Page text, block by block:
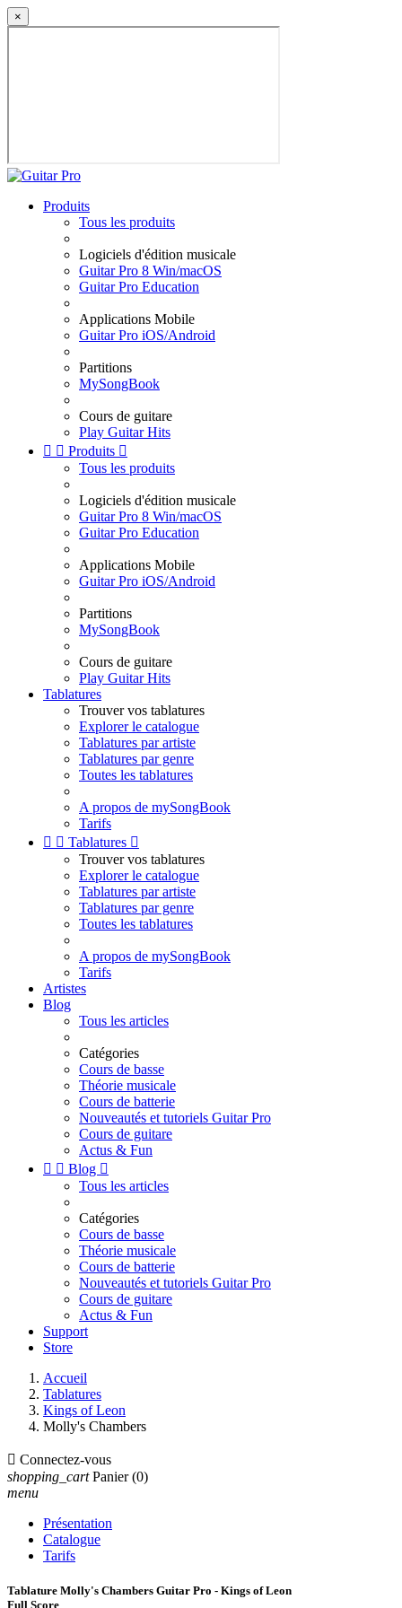
×
Produits
Tous les produits
Logiciels d'édition musicale
Guitar Pro 8 Win/macOS
Guitar Pro Education
Applications Mobile
Guitar Pro iOS/Android
Partitions
MySongBook
Cours de guitare
Play Guitar Hits
  Produits 
Tous les produits
Logiciels d'édition musicale
Guitar Pro 8 Win/macOS
Guitar Pro Education
Applications Mobile
Guitar Pro iOS/Android
Partitions
MySongBook
Cours de guitare
Play Guitar Hits
Tablatures
Trouver vos tablatures
Explorer le catalogue
Tablatures par artiste
Tablatures par genre
Toutes les tablatures
A propos de mySongBook
Tarifs
  Tablatures 
Trouver vos tablatures
Explorer le catalogue
Tablatures par artiste
Tablatures par genre
Toutes les tablatures
A propos de mySongBook
Tarifs
Artistes
Blog
Tous les articles
Catégories
Cours de basse
Théorie musicale
Cours de batterie
Nouveautés et tutoriels Guitar Pro
Cours de guitare
Actus & Fun
  Blog 
Tous les articles
Catégories
Cours de basse
Théorie musicale
Cours de batterie
Nouveautés et tutoriels Guitar Pro
Cours de guitare
Actus & Fun
Support
Store
Accueil
Tablatures
Kings of Leon
Molly's Chambers
 Connectez-vous
shopping_cart Panier (0)
menu
Présentation
Catalogue
Tarifs
Tablature Molly's Chambers Guitar Pro - Kings of Leon
Full Score